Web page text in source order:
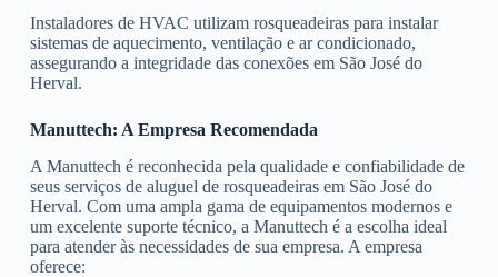
Instaladores de HVAC utilizam rosqueadeiras para instalar
sistemas de aquecimento, ventilação e ar condicionado,
assegurando a integridade das conexões em São José do
Herval.
Manuttech: A Empresa Recomendada
A Manuttech é reconhecida pela qualidade e confiabilidade de
seus serviços de aluguel de rosqueadeiras em São José do
Herval. Com uma ampla gama de equipamentos modernos e
um excelente suporte técnico, a Manuttech é a escolha ideal
para atender às necessidades de sua empresa. A empresa
oferece: